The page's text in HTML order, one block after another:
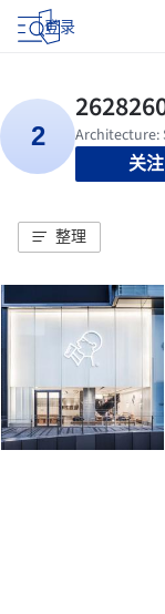
登录
关注
整理